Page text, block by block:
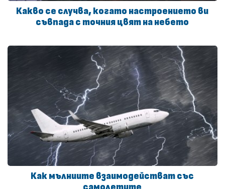
Какво се случва, когато настроението ви
съвпада с точния цвят на небето
Как мълниите взаимодействат със
самолетите